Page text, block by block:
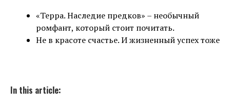
«Терра. Наследие предков» – необычный
ромфант, который стоит почитать.
Не в красоте счастье. И жизненный успех тоже
In this article: